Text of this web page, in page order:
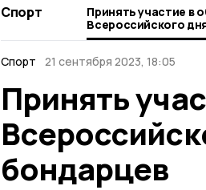
Спорт
Принять участие в
Всероссийского
бондарцев
Спорт 21 сентября 2023, 18:05
Принять
бондарцев